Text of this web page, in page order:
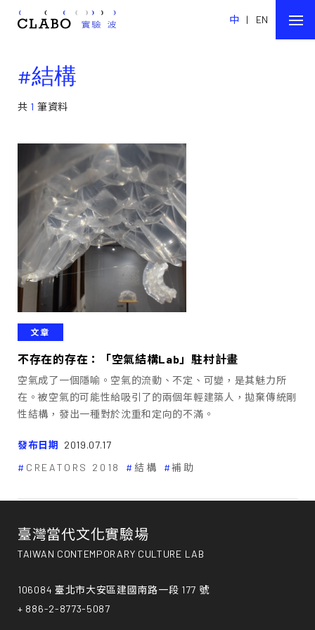
中 | EN
#結構
共 1 筆資料
文章
不存在的存在：「空氣結構Lab」駐村計畫
空氣成了一個隱喻。空氣的流動、不定、可變，是其魅力所
在。被空氣的可能性給吸引了的兩個年輕建築人，拋棄傳統剛
性結構，發出一種對於沈重和定向的不滿。
發布日期 2019.07.17
CREATORS 2018
結構 補助
臺灣當代文化實驗場
TAIWAN CONTEMPORARY CULTURE LAB
106084 臺北市大安區建國南路一段 177 號
+ 886-2-8773-5087